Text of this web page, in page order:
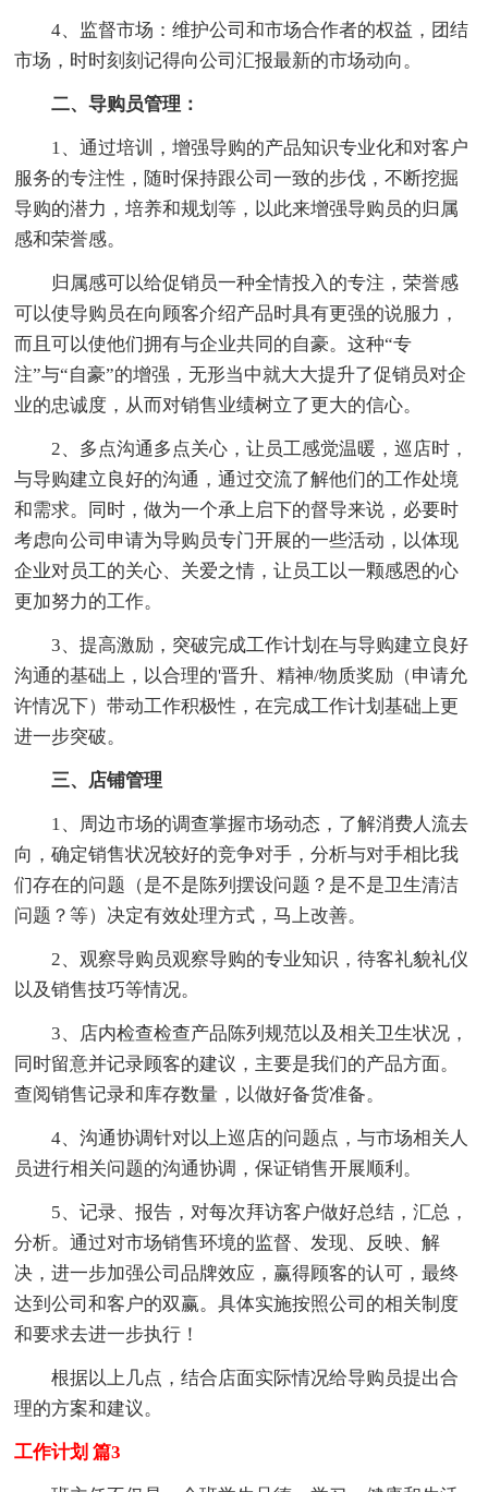
4、监督市场：维护公司和市场合作者的权益，团结
市场，时时刻刻记得向公司汇报最新的市场动向。
二、导购员管理：
1、通过培训，增强导购的产品知识专业化和对客户
服务的专注性，随时保持跟公司一致的步伐，不断挖掘
导购的潜力，培养和规划等，以此来增强导购员的归属
感和荣誉感。
归属感可以给促销员一种全情投入的专注，荣誉感
可以使导购员在向顾客介绍产品时具有更强的说服力，
而且可以使他们拥有与企业共同的自豪。这种“专
注”与“自豪”的增强，无形当中就大大提升了促销员对企
业的忠诚度，从而对销售业绩树立了更大的信心。
2、多点沟通多点关心，让员工感觉温暖，巡店时，
与导购建立良好的沟通，通过交流了解他们的工作处境
和需求。同时，做为一个承上启下的督导来说，必要时
考虑向公司申请为导购员专门开展的一些活动，以体现
企业对员工的关心、关爱之情，让员工以一颗感恩的心
更加努力的工作。
3、提高激励，突破完成工作计划在与导购建立良好
沟通的基础上，以合理的'晋升、精神/物质奖励（申请允
许情况下）带动工作积极性，在完成工作计划基础上更
进一步突破。
三、店铺管理
1、周边市场的调查掌握市场动态，了解消费人流去
向，确定销售状况较好的竞争对手，分析与对手相比我
们存在的问题（是不是陈列摆设问题？是不是卫生清洁
问题？等）决定有效处理方式，马上改善。
2、观察导购员观察导购的专业知识，待客礼貌礼仪
以及销售技巧等情况。
3、店内检查检查产品陈列规范以及相关卫生状况，
同时留意并记录顾客的建议，主要是我们的产品方面。
查阅销售记录和库存数量，以做好备货准备。
4、沟通协调针对以上巡店的问题点，与市场相关人
员进行相关问题的沟通协调，保证销售开展顺利。
5、记录、报告，对每次拜访客户做好总结，汇总，
分析。通过对市场销售环境的监督、发现、反映、解
决，进一步加强公司品牌效应，赢得顾客的认可，最终
达到公司和客户的双赢。具体实施按照公司的相关制度
和要求去进一步执行！
根据以上几点，结合店面实际情况给导购员提出合
理的方案和建议。
工作计划 篇3